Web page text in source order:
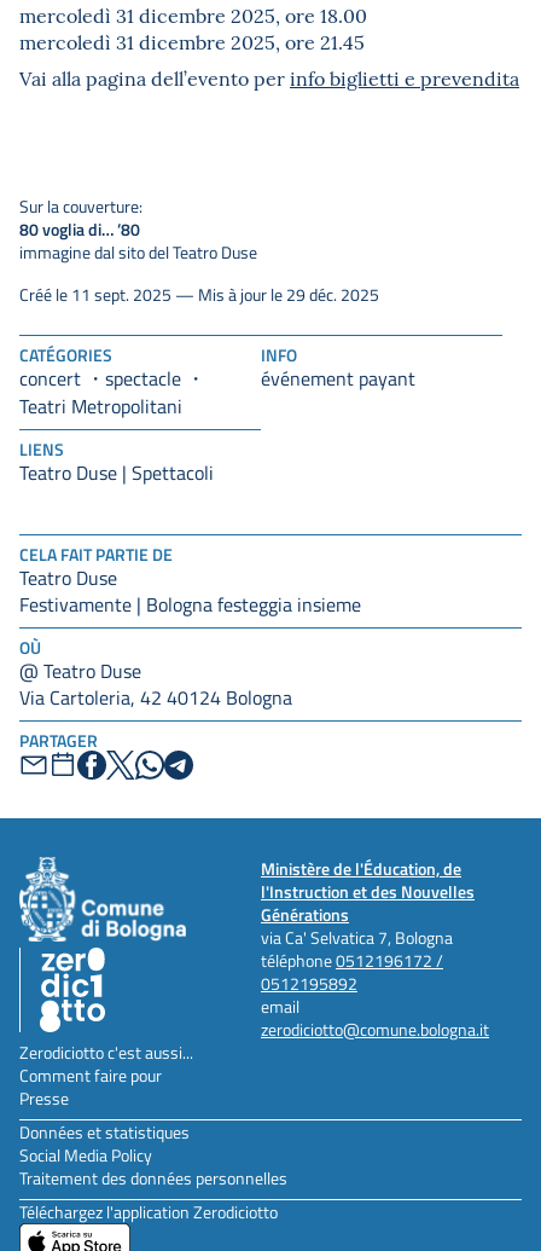
CELA FAIT PARTIE DE
Teatro Duse
Festivamente | Bologna festeggia insieme
OÙ
@ Teatro Duse
Via Cartoleria, 42 40124 Bologna
PARTAGER
mercoledì 31 dicembre 2025, ore 18.00
mercoledì 31 dicembre 2025, ore 21.45
Vai alla pagina dell’evento perinfo biglietti e prevendita
CATÉGORIES
concert
spectacle
Teatri Metropolitani
INFO
événement payant
LIENS
Teatro Duse | Spettacoli
Sur la couverture:
80 voglia di… ’80
immagine dal sito del Teatro Duse
Créé le 11 sept. 2025 — Mis à jour le 29 déc. 2025
Ministère de l'Éducation, de
l'Instruction et des Nouvelles
Générations
via Ca' Selvatica 7, Bologna
téléphone0512196172 /
0512195892
email
zerodiciotto@comune.bologna.it
Zerodiciotto c'est aussi...
Comment faire pour
Presse
Données et statistiques
Social Media Policy
Traitement des données personnelles
Téléchargez l'application Zerodiciotto